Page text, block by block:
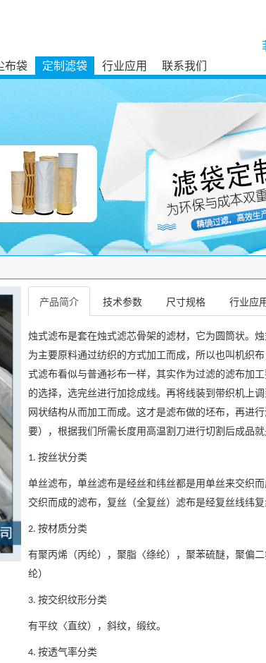
布袋 定制滤袋 行业应用 联系我们
产品简介 技术参数 尺寸规格 行业应
烛式滤布是套在烛式滤芯骨架的滤材，它为圆筒状。
为主要原料通过纺织的方式加工而成，所以也叫机织
式滤布看似与普通衫布一样，其实作为过滤的滤布加
的选择，选完丝进行加捻成线。再将线装到带织机上
网状结构从而加工而成。这才是滤布做的坯布，再进
要），根据我们所需长度用高温割刀进行切割后成品就
1. 按丝状分类
单丝滤布，单丝滤布是经丝和纬丝都是用单丝来交织而
交织而成的滤布，复丝（全复丝）滤布是经复丝线纬复
2. 按材质分类
有聚丙烯（丙纶），聚脂〈绦纶），聚苯硫醚，聚偏
纶）
3. 按交织纹形分类
有平纹〈直纹），斜纹，缎纹。
4. 按透气率分类